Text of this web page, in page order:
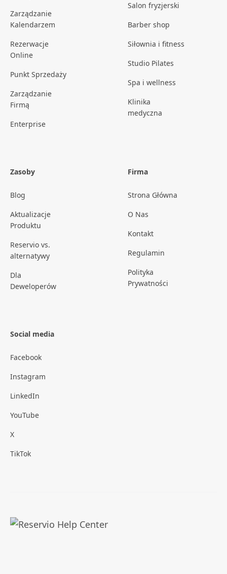
Zarządzanie
Kalendarzem
Rezerwacje
Online
Punkt Sprzedaży
Zarządzanie
Firmą
Enterprise
Salon fryzjerski
Barber shop
Siłownia i fitness
Studio Pilates
Spa i wellness
Klinika
medyczna
Zasoby
Blog
Aktualizacje
Produktu
Reservio vs.
alternatywy
Dla
Deweloperów
Firma
Strona Główna
O Nas
Kontakt
Regulamin
Polityka
Prywatności
Social media
Facebook
Instagram
LinkedIn
YouTube
X
TikTok